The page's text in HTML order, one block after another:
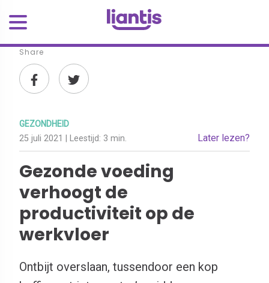
Share
GEZONDHEID
25 juli 2021 | Leestijd: 3 min. Later lezen?
Gezonde voeding
verhoogt de
productiviteit op de
werkvloer
Ontbijt overslaan, tussendoor een kop